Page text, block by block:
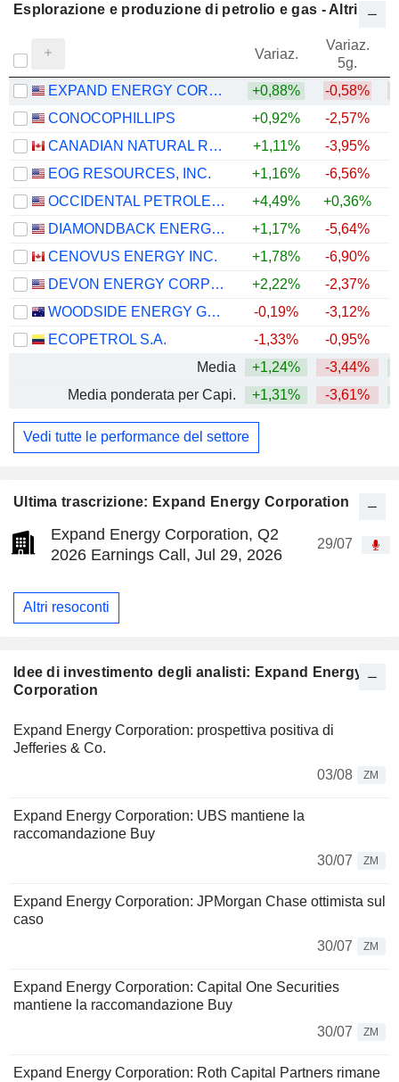
Ultima trascrizione: Expand Energy Corporation
Expand Energy Corporation, Q2
2026 Earnings Call, Jul 29, 2026
29/07
Altri resoconti
Idee di investimento degli analisti: Expand Energy
Corporation
Expand Energy Corporation: prospettiva positiva di
Jefferies & Co.
03/08
ZM
Expand Energy Corporation: UBS mantiene la
raccomandazione Buy
30/07
ZM
Expand Energy Corporation: JPMorgan Chase ottimista sul
caso
30/07
ZM
Expand Energy Corporation: Capital One Securities
mantiene la raccomandazione Buy
30/07
ZM
Expand Energy Corporation: Roth Capital Partners rimane
Esplorazione e produzione di petrolio e gas - Altri
Variaz.
Variaz.
5g.
EXPAND ENERGY CORPORATION +0,88% -0,58%
CONOCOPHILLIPS
+0,92% -2,57%
CANADIAN NATURAL RESOURCES LIMITED
+1,11% -3,95%
EOG RESOURCES, INC.
+1,16% -6,56%
OCCIDENTAL PETROLEUM CORPORATION
+4,49% +0,36%
DIAMONDBACK ENERGY, INC.
+1,17% -5,64%
CENOVUS ENERGY INC.
+1,78% -6,90%
DEVON ENERGY CORPORATION
+2,22% -2,37%
WOODSIDE ENERGY GROUP LTD
-0,19% -3,12%
ECOPETROL S.A.
-1,33% -0,95%
Media
+1,24% -3,44%
Media ponderata per Capi.
+1,31% -3,61%
Vedi tutte le performance del settore